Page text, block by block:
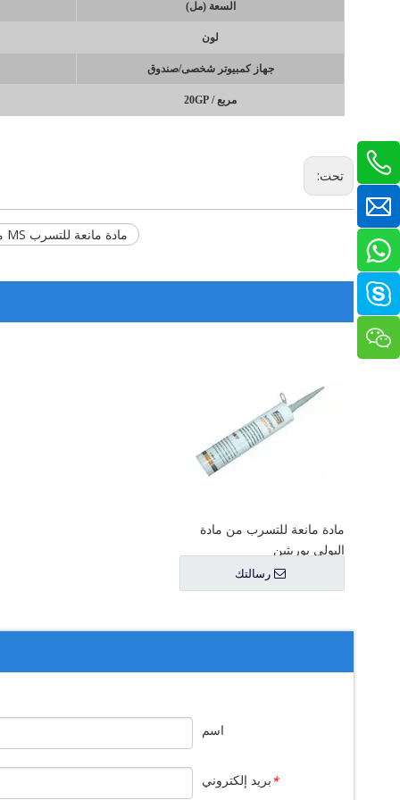
السعة (مل)
لون
جهاز كمبيوتر شخصى/صندوق
مربع / 20GP
تحت:
​مادة مانعة للتسرب MS متعددة الأغراض ذات معامل متوسط، مادة مانعة للتسرب معدلة بالسيلان
مادة مانعة للتسرب من مادة
البولي يوريثين
رسالتك
اسم
*بريد إلكتروني